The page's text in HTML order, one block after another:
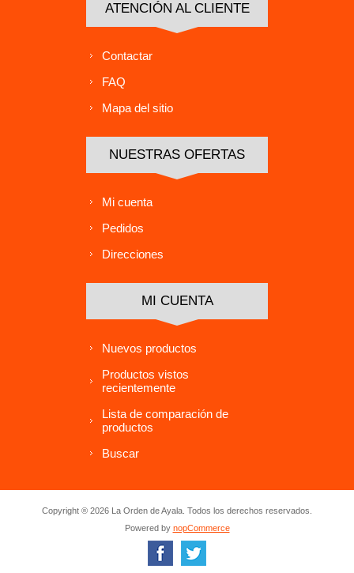
ATENCIÓN AL CLIENTE
Contactar
FAQ
Mapa del sitio
NUESTRAS OFERTAS
Mi cuenta
Pedidos
Direcciones
MI CUENTA
Nuevos productos
Productos vistos
recientemente
Lista de comparación de
productos
Buscar
Copyright ® 2026 La Orden de Ayala. Todos los derechos reservados.
Powered by nopCommerce